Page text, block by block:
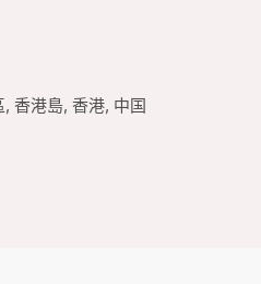
香港島, 香港, 中国